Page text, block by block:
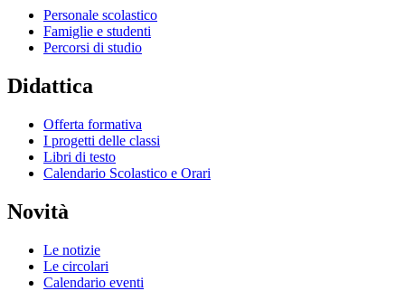
Personale scolastico
Famiglie e studenti
Percorsi di studio
Didattica
Offerta formativa
I progetti delle classi
Libri di testo
Calendario Scolastico e Orari
Novità
Le notizie
Le circolari
Calendario eventi